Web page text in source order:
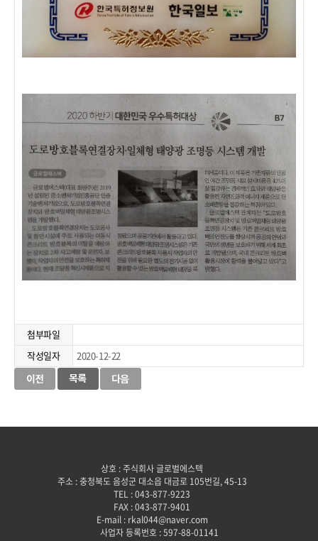
첨부파일
작성일자
2020-12-22
상호 : 주식회사 글로벌에스텍
주소 : 충청북도 음성군 대소읍 대금로 105번길, 45-13
TEL : 043-877-9223
FAX : 043-877-9401
E-mail : rkal044@naver.com
사업자 등록번호 : 597-88-01141